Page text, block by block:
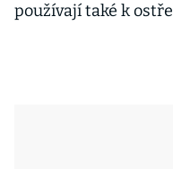
používají také k